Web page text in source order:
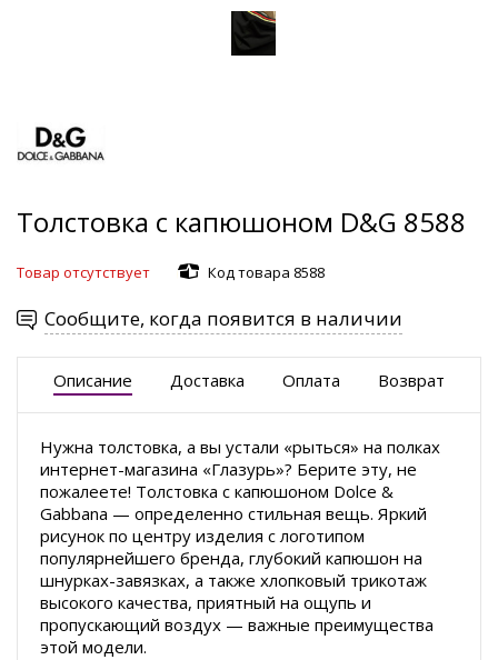
Толстовка с капюшоном D&G 8588
Товар отсутствует Код товара 8588
Сообщите, когда появится в наличии
Описание Доставка Оплата Возврат
Нужна толстовка, а вы устали «рыться» на полках
интернет-магазина «Глазурь»? Берите эту, не
пожалеете! Толстовка с капюшоном Dolce &
Gabbana — определенно стильная вещь. Яркий
рисунок по центру изделия с логотипом
популярнейшего бренда, глубокий капюшон на
шнурках-завязках, а также хлопковый трикотаж
высокого качества, приятный на ощупь и
пропускающий воздух — важные преимущества
этой модели.